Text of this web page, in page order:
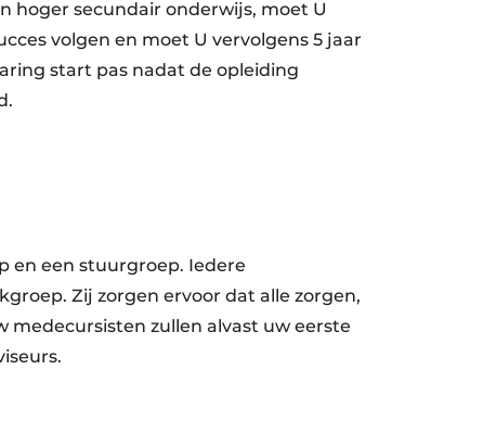
hoger secundair onderwijs, moet U
volgen en moet U vervolgens 5 jaar
start pas nadat de opleiding
en een stuurgroep. Iedere
Zij zorgen ervoor dat alle zorgen,
zullen alvast uw eerste